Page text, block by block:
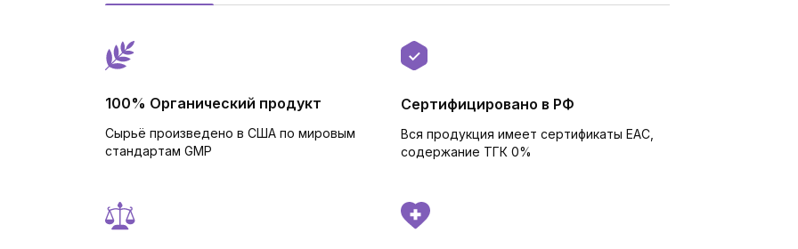
100% Органический продукт
Сырьё произведено в США по мировым
стандартам GMP
Сертифицировано в РФ
Вся продукция имеет сертификаты EAC,
cодержание ТГК 0%